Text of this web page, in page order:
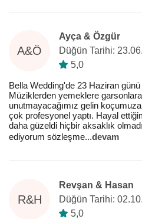
A&Ö
Ayça & Özgür
Düğün Tarihi:
5,0
Bella Wedding'de 23 Haziran
Müziklerden yemeklere
unutmayacağımız gelin
çok profesyonel yaptı. Hayal
daha güzeldi hiçbir aksaklık
ediyorum sözleşme...devam
R&H
Revşan & Hasan
Düğün Tarihi:
5,0